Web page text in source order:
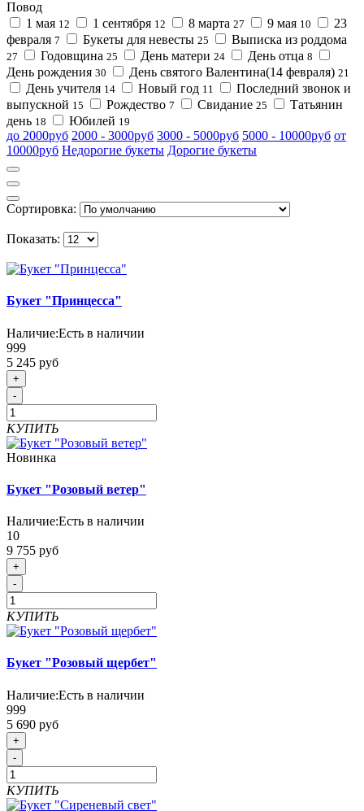
Повод
1 мая 12 1 сентября 12 8 марта 27 9 мая 10
23
февраля 7 Букеты для невесты 25 Выписка из роддома
27 Годовщина 25 День матери 24 День отца 8
День рождения 30 День святого Валентина(14 февраля) 21
День учителя 14 Новый год 11
Последний звонок и
выпускной 15 Рождество 7 Свидание 25
Татьянин
день 18 Юбилей 19
до 2000руб 2000 - 3000руб 3000 - 5000руб 5000 - 10000руб от
10000руб Недорогие букеты Дорогие букеты
Сортировка:
Показать:
Букет "Принцесса"
Наличие:Есть в наличии
999
5 245 руб
+
-
КУПИТЬ
Новинка
Букет "Розовый ветер"
Наличие:Есть в наличии
10
9 755 руб
+
-
КУПИТЬ
Букет "Розовый щербет"
Наличие:Есть в наличии
999
5 690 руб
+
-
КУПИТЬ